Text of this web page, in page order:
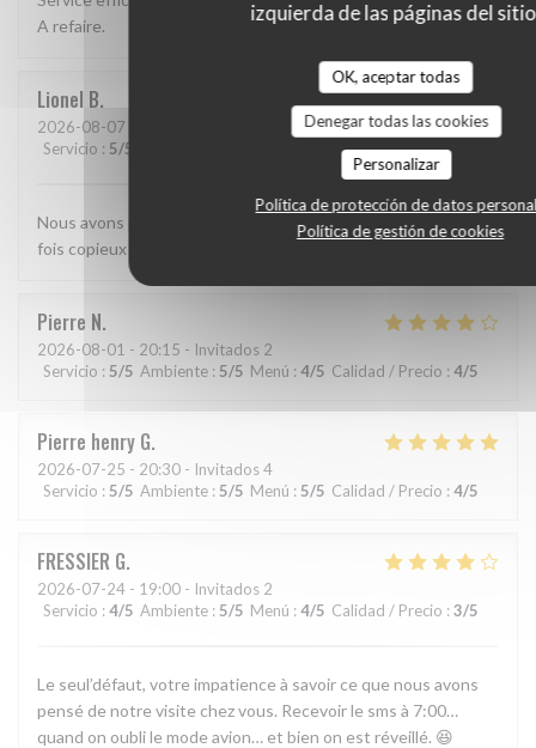
izquierda de las páginas del
OK, aceptar todas
Denegar todas las cookies
Personalizar
Política de protección de datos
Política de gestión de cookies
A refaire.
Lionel B
2026-08-07
Servicio : 5/5 Calidad / Precio:
Nous avons passé un excellent moment. Les plats étaient à la
fois copieux et de très bonne qualité
Pierre N
2026-08-01 - 20:15 - Invitados 2
Servicio : 5/5 Ambiente : 5/5 Menú : 4/5 Calidad / Precio : 4/5
Pierre henry G
2026-07-25 - 20:30 - Invitados 4
Servicio : 5/5 Ambiente : 5/5 Menú : 5/5 Calidad / Precio : 4/5
FRESSIER G
2026-07-24 - 19:00 - Invitados 2
Servicio : 4/5 Ambiente : 5/5 Menú : 4/5 Calidad / Precio : 3/5
Le seul’défaut, votre impatience à savoir ce que nous avons
pensé de notre visite chez vous. Recevoir le sms à 7:00…
quand on oubli le mode avion… et bien on est réveillé. 😆